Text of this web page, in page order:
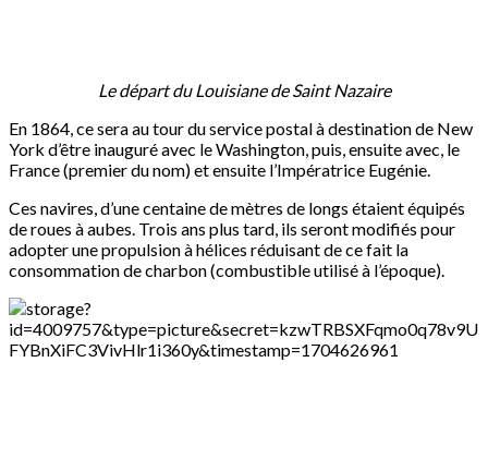
Le départ du Louisiane de Saint Nazaire
En 1864, ce sera au tour du service postal à destination de New
York d’être inauguré avec le Washington, puis, ensuite avec, le
France (premier du nom) et ensuite l’Impératrice Eugénie.
Ces navires, d’une centaine de mètres de longs étaient équipés
de roues à aubes. Trois ans plus tard, ils seront modifiés pour
adopter une propulsion à hélices réduisant de ce fait la
consommation de charbon (combustible utilisé à l’époque).